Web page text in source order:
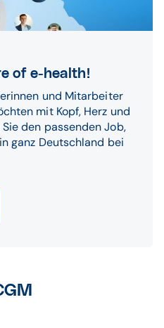
of e-health!
und Mitarbeiter
mit Kopf, Herz und
den passenden Job,
ganz Deutschland bei